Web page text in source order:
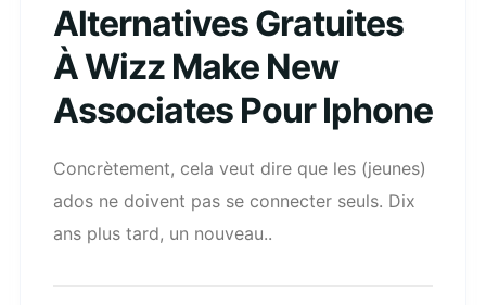
Alternatives Gratuites
À Wizz Make New
Associates Pour Iphone
Concrètement, cela veut dire que les (jeunes)
ados ne doivent pas se connecter seuls. Dix
ans plus tard, un nouveau..